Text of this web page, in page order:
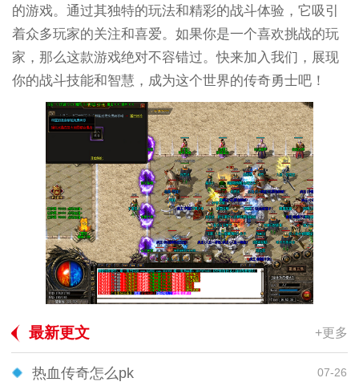
的游戏。通过其独特的玩法和精彩的战斗体验，它吸引
着众多玩家的关注和喜爱。如果你是一个喜欢挑战的玩
家，那么这款游戏绝对不容错过。快来加入我们，展现
你的战斗技能和智慧，成为这个世界的传奇勇士吧！
最新更文 +更多
热血传奇怎么pk 07-26